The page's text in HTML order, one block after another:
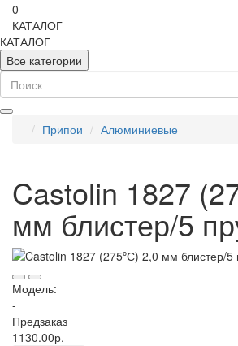
0
КАТАЛОГ
КАТАЛОГ
Все категории
Припои Алюминиевые
Castolin 1827
мм блистер/5
Модель:
-
Предзаказ
1130.00р.